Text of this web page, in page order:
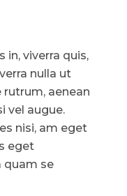
in, viverra quis,
nulla ut
aenean
vel augue.
nisi, am eget
eget
quam se